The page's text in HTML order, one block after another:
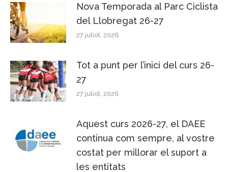
Nova Temporada al Parc Ciclista
del Llobregat 26-27
27 juliol, 2026
Tot a punt per l’inici del curs 26-
27
27 juliol, 2026
Aquest curs 2026-27, el DAEE
continua com sempre, al vostre
costat per millorar el suport a
les entitats